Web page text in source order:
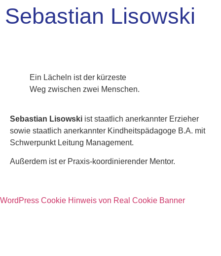
Sebastian Lisowski
Ein Lächeln ist der kürzeste
Weg zwischen zwei Menschen.
Sebastian Lisowski ist staatlich anerkannter Erzieher
sowie staatlich anerkannter Kindheitspädagoge B.A. mit
Schwerpunkt Leitung Management.
Außerdem ist er Praxis-koordinierender Mentor.
WordPress Cookie Hinweis von Real Cookie Banner